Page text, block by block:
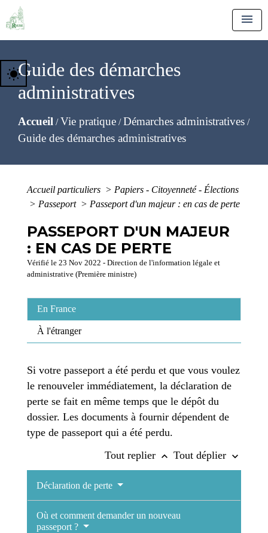
menu
Guide des démarches
administratives
Accueil /Vie pratique /Démarches administratives /
Guide des démarches administratives
wb_sunny
Accueil particuliers > Papiers - Citoyenneté - Élections
> Passeport > Passeport d'un majeur : en cas de perte
PASSEPORT D'UN MAJEUR
: EN CAS DE PERTE
Vérifié le 23 Nov 2022 - Direction de l'information légale et
administrative (Première ministre)
En France
À l'étranger
Si votre passeport a été perdu et que vous voulez
le renouveler immédiatement, la déclaration de
perte se fait en même temps que le dépôt du
dossier. Les documents à fournir dépendent de
type de passeport qui a été perdu.
Tout replier keyboard_arrow_up Tout déplier keyboard_arrow_down
Déclaration de perte
Où et comment demander un nouveau
passeport ?